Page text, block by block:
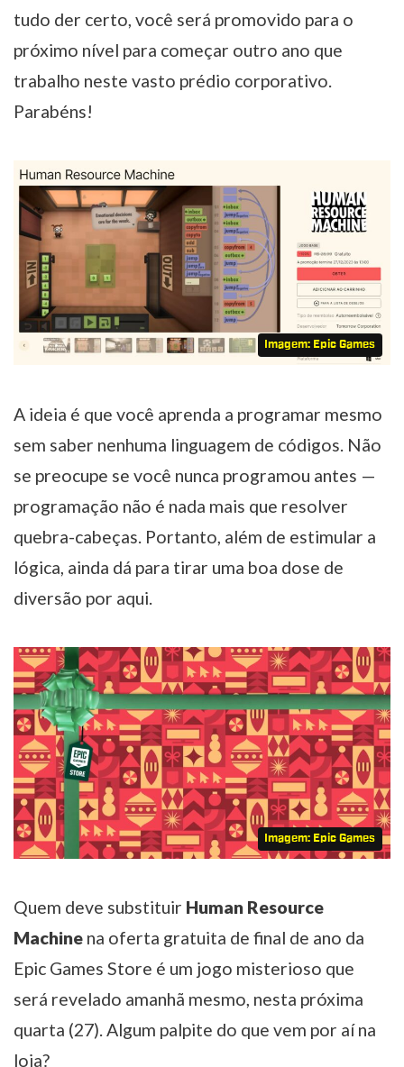
tudo der certo, você será promovido para o
próximo nível para começar outro ano que
trabalho neste vasto prédio corporativo.
Parabéns!
Imagem: Epic Games
A ideia é que você aprenda a programar mesmo
sem saber nenhuma linguagem de códigos. Não
se preocupe se você nunca programou antes —
programação não é nada mais que resolver
quebra-cabeças. Portanto, além de estimular a
lógica, ainda dá para tirar uma boa dose de
diversão por aqui.
Imagem: Epic Games
Quem deve substituir Human Resource
Machine na oferta gratuita de final de ano da
Epic Games Store é um jogo misterioso que
será revelado amanhã mesmo, nesta próxima
quarta (27). Algum palpite do que vem por aí na
loja?